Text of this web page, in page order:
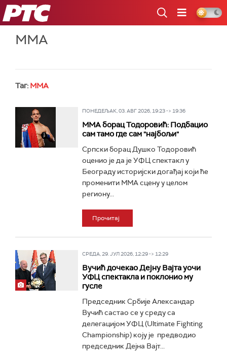
РТС
ММА
Таг: ММА
ПОНЕДЕЉАК, 03. АВГ 2026, 19:23 -> 19:36
ММА борац Тодоровић: Подбацио
сам тамо где сам "најбољи"
Српски борац Душко Тодоровић
оценио је да је УФЦ спектакл у
Београду историјски догађај који ће
променити ММА сцену у целом
региону...
Прочитај
СРЕДА, 29. ЈУЛ 2026, 12:29 -> 12:29
Вучић дочекао Дејну Вајта уочи
УФЦ спектакла и поклонио му
гусле
Председник Србије Александар
Вучић састао се у среду са
делегацијом УФЦ (Ultimate Fighting
Championship) коју је предводио
председник Дејна Вајт...